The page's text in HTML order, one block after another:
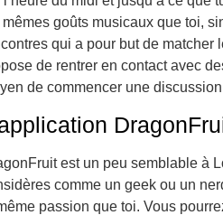
mêmes goûts musicaux que toi,
qui a pour but de matcher
de rentrer en contact avec
de commencer une
est un peu semblable à
comme un geek ou un
passion que toi. Vous